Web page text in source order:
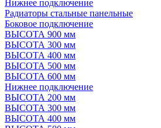
Нижнее подключение
Радиаторы стальные панельные
Боковое подключение
ВЫСОТА 900 мм
ВЫСОТА 300 мм
ВЫСОТА 400 мм
ВЫСОТА 500 мм
ВЫСОТА 600 мм
Нижнее подключение
ВЫСОТА 200 мм
ВЫСОТА 300 мм
ВЫСОТА 400 мм